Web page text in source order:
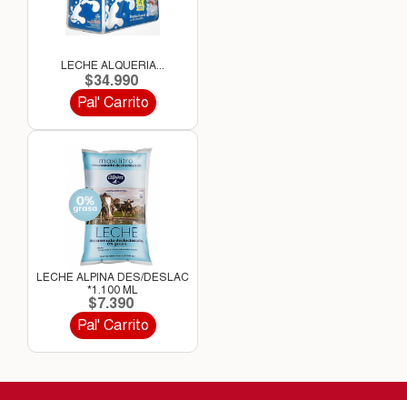
LECHE ALQUERIA...
$34.990
Pal' Carrito
LECHE ALPINA DES/DESLAC
*1.100 ML
$7.390
Pal' Carrito